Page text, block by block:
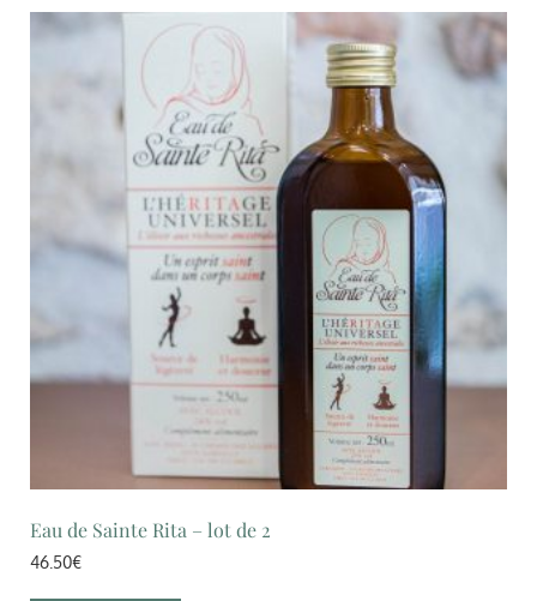
Eau de Sainte Rita – lot de 2
46.50€